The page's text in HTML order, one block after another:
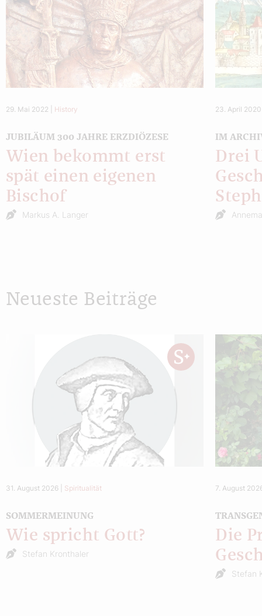
29. Mai 2022 History
JUBILÄUM 300 JAHRE ERZDIÖZESE
Wien bekommt erst
spät einen eigenen
Bischof
Markus A. Langer
23. April 2020
IM
Drei
Neueste Beiträge
31. August 2026 Spiritualität
SOMMERMEINUNG
Wie spricht Gott?
Stefan Kronthaler
7. August
Die
Stefan